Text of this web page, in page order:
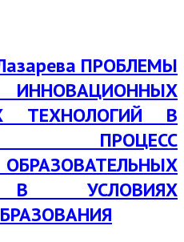
ПРОБЛЕМЫ
ТЕХНОЛОГИЙ В
ПРОЦЕСС
В УСЛОВИЯХ